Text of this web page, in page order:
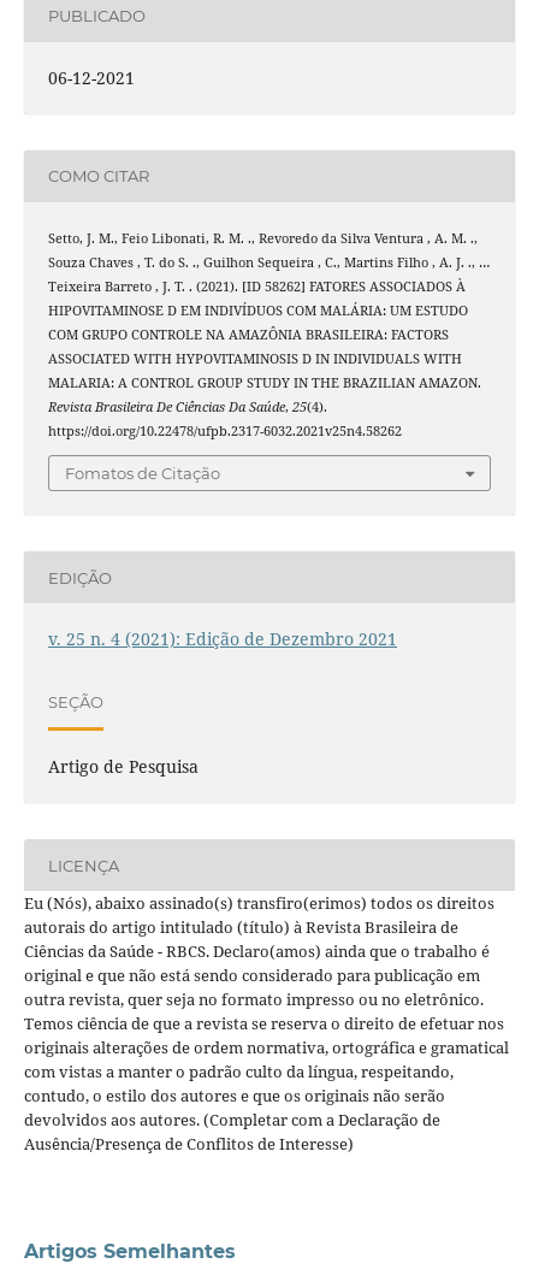
PUBLICADO
06-12-2021
COMO CITAR
Setto, J. M., Feio Libonati, R. M. ., Revoredo da Silva Ventura , A. M. .,
Souza Chaves , T. do S. ., Guilhon Sequeira , C., Martins Filho , A. J. ., …
Teixeira Barreto , J. T. . (2021). [ID 58262] FATORES ASSOCIADOS À
HIPOVITAMINOSE D EM INDIVÍDUOS COM MALÁRIA: UM ESTUDO
COM GRUPO CONTROLE NA AMAZÔNIA BRASILEIRA: FACTORS
ASSOCIATED WITH HYPOVITAMINOSIS D IN INDIVIDUALS WITH
MALARIA: A CONTROL GROUP STUDY IN THE BRAZILIAN AMAZON.
Revista Brasileira De Ciências Da Saúde, 25(4).
https://doi.org/10.22478/ufpb.2317-6032.2021v25n4.58262
Fomatos de Citação
EDIÇÃO
v. 25 n. 4 (2021): Edição de Dezembro 2021
SEÇÃO
Artigo de Pesquisa
LICENÇA
Eu (Nós), abaixo assinado(s) transfiro(erimos) todos os direitos
autorais do artigo intitulado (título) à Revista Brasileira de
Ciências da Saúde - RBCS. Declaro(amos) ainda que o trabalho é
original e que não está sendo considerado para publicação em
outra revista, quer seja no formato impresso ou no eletrônico.
Temos ciência de que a revista se reserva o direito de efetuar nos
originais alterações de ordem normativa, ortográfica e gramatical
com vistas a manter o padrão culto da língua, respeitando,
contudo, o estilo dos autores e que os originais não serão
devolvidos aos autores. (Completar com a Declaração de
Ausência/Presença de Conflitos de Interesse)
Artigos Semelhantes